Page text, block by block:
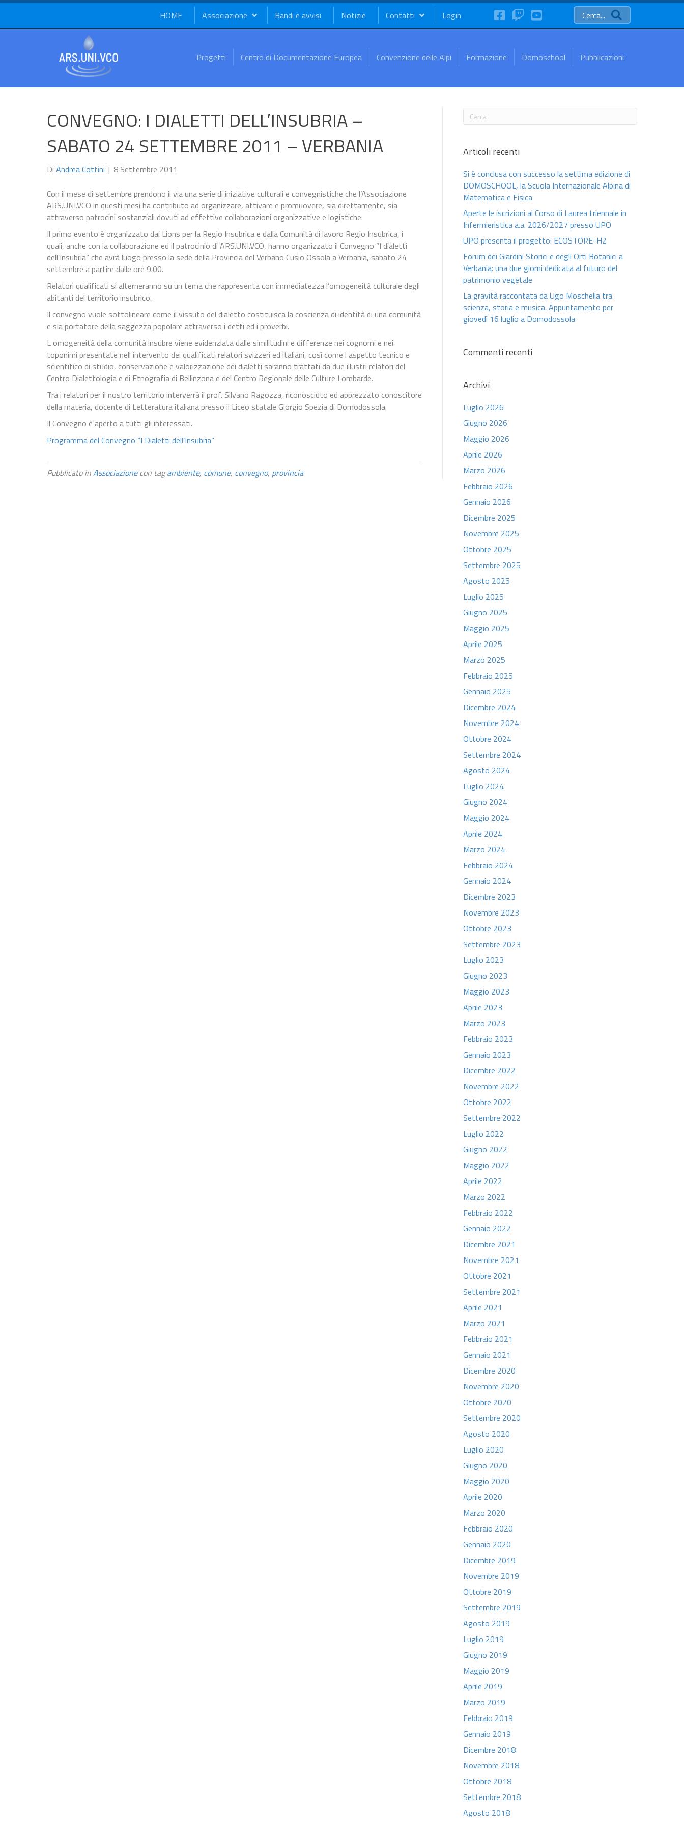
HOME Associazione Bandi e avvisi Notizie Contatti Login FaceBookTwitchYouTube Cerca...
Progetti Centro di Documentazione Europea Convenzione delle Alpi Formazione Domoschool Pubblicazioni
CONVEGNO: I DIALETTI DELL’INSUBRIA –
SABATO 24 SETTEMBRE 2011 – VERBANIA
Di Andrea Cottini | 8 Settembre 2011
Con il mese di settembre prendono il via una serie di iniziative culturali e convegnistiche che l’Associazione
ARS.UNI.VCO in questi mesi ha contributo ad organizzare, attivare e promuovere, sia direttamente, sia
attraverso patrocini sostanziali dovuti ad effettive collaborazioni organizzative e logistiche.
Il primo evento è organizzato dai Lions per la Regio Insubrica e dalla Comunità di lavoro Regio Insubrica, i
quali, anche con la collaborazione ed il patrocinio di ARS.UNI.VCO, hanno organizzato il Convegno “I dialetti
dell’Insubria” che avrà luogo presso la sede della Provincia del Verbano Cusio Ossola a Verbania, sabato 24
settembre a partire dalle ore 9.00.
Relatori qualificati si alterneranno su un tema che rappresenta con immediatezza l’omogeneità culturale degli
abitanti del territorio insubrico.
Il convegno vuole sottolineare come il vissuto del dialetto costituisca la coscienza di identità di una comunità
e sia portatore della saggezza popolare attraverso i detti ed i proverbi.
L omogeneità della comunità insubre viene evidenziata dalle similitudini e differenze nei cognomi e nei
toponimi presentate nell intervento dei qualificati relatori svizzeri ed italiani, così come l aspetto tecnico e
scientifico di studio, conservazione e valorizzazione dei dialetti saranno trattati da due illustri relatori del
Centro Dialettologia e di Etnografia di Bellinzona e del Centro Regionale delle Culture Lombarde.
Tra i relatori per il nostro territorio interverrà il prof. Silvano Ragozza, riconosciuto ed apprezzato conoscitore
della materia, docente di Letteratura italiana presso il Liceo statale Giorgio Spezia di Domodossola.
Il Convegno è aperto a tutti gli interessati.
Programma del Convegno “I Dialetti dell’Insubria”
Pubblicato inAssociazionecon tagambiente, comune, convegno, provincia
Articoli recenti
Si è conclusa con successo la settima edizione di
DOMOSCHOOL, la Scuola Internazionale Alpina di
Matematica e Fisica
Aperte le iscrizioni al Corso di Laurea triennale in
Infermieristica a.a. 2026/2027 presso UPO
UPO presenta il progetto: ECOSTORE-H2
Forum dei Giardini Storici e degli Orti Botanici a
Verbania: una due giorni dedicata al futuro del
patrimonio vegetale
La gravità raccontata da Ugo Moschella tra
scienza, storia e musica. Appuntamento per
giovedì 16 luglio a Domodossola
Commenti recenti
Archivi
Luglio 2026
Giugno 2026
Maggio 2026
Aprile 2026
Marzo 2026
Febbraio 2026
Gennaio 2026
Dicembre 2025
Novembre 2025
Ottobre 2025
Settembre 2025
Agosto 2025
Luglio 2025
Giugno 2025
Maggio 2025
Aprile 2025
Marzo 2025
Febbraio 2025
Gennaio 2025
Dicembre 2024
Novembre 2024
Ottobre 2024
Settembre 2024
Agosto 2024
Luglio 2024
Giugno 2024
Maggio 2024
Aprile 2024
Marzo 2024
Febbraio 2024
Gennaio 2024
Dicembre 2023
Novembre 2023
Ottobre 2023
Settembre 2023
Luglio 2023
Giugno 2023
Maggio 2023
Aprile 2023
Marzo 2023
Febbraio 2023
Gennaio 2023
Dicembre 2022
Novembre 2022
Ottobre 2022
Settembre 2022
Luglio 2022
Giugno 2022
Maggio 2022
Aprile 2022
Marzo 2022
Febbraio 2022
Gennaio 2022
Dicembre 2021
Novembre 2021
Ottobre 2021
Settembre 2021
Aprile 2021
Marzo 2021
Febbraio 2021
Gennaio 2021
Dicembre 2020
Novembre 2020
Ottobre 2020
Settembre 2020
Agosto 2020
Luglio 2020
Giugno 2020
Maggio 2020
Aprile 2020
Marzo 2020
Febbraio 2020
Gennaio 2020
Dicembre 2019
Novembre 2019
Ottobre 2019
Settembre 2019
Agosto 2019
Luglio 2019
Giugno 2019
Maggio 2019
Aprile 2019
Marzo 2019
Febbraio 2019
Gennaio 2019
Dicembre 2018
Novembre 2018
Ottobre 2018
Settembre 2018
Agosto 2018